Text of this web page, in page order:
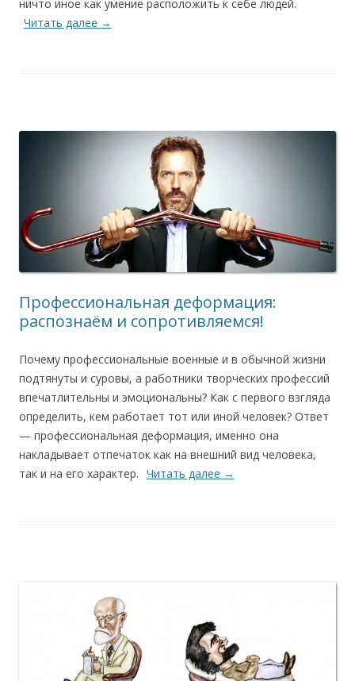
ничто иное как умение расположить к себе людей.
Читать далее →
Профессиональная деформация:
распознаём и сопротивляемся!
Почему профессиональные военные и в обычной жизни
подтянуты и суровы, а работники творческих профессий
впечатлительны и эмоциональны? Как с первого взгляда
определить, кем работает тот или иной человек? Ответ
— профессиональная деформация, именно она
накладывает отпечаток как на внешний вид человека,
так и на его характер. Читать далее →